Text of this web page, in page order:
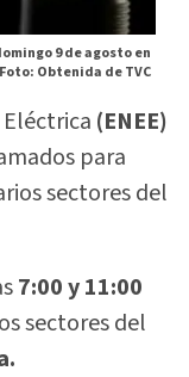
9 de agosto en
Foto: Obtenida de TVC
(ENEE)
para
sectores del
7:00 y 11:00
sectores del